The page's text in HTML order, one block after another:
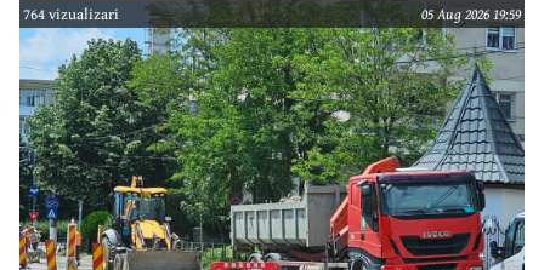
764 vizualizari 05 Aug 2026 19:59